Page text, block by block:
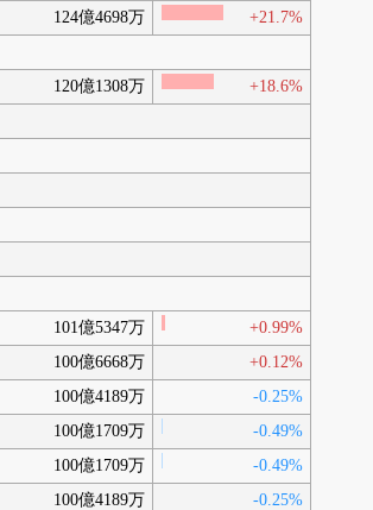
124億4698万
+21.7%
120億1308万
+18.6%
101億5347万
+0.99%
100億6668万
+0.12%
100億4189万
-0.25%
100億1709万
-0.49%
100億1709万
-0.49%
100億4189万
-0.25%